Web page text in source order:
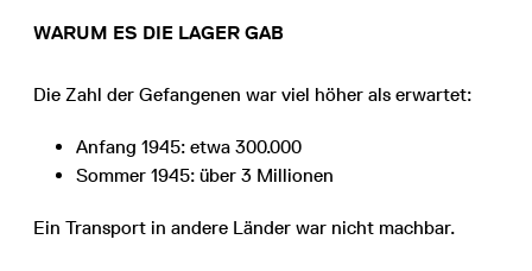
WARUM ES DIE LAGER GAB
Die Zahl der Gefangenen war viel höher als erwartet:
Anfang 1945: etwa 300.000
Sommer 1945: über 3 Millionen
Ein Transport in andere Länder war nicht machbar.